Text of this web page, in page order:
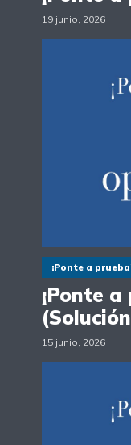
19 junio, 2026
¡Ponte a
¡Ponte
15 junio, 2026